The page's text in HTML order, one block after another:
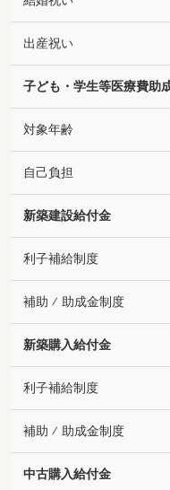
出産祝い
子ども・学生等医療費助
対象年齢
自己負担
新築建設給付金
利子補給制度
補助 ⁄ 助成金制度
新築購入給付金
利子補給制度
補助 ⁄ 助成金制度
中古購入給付金